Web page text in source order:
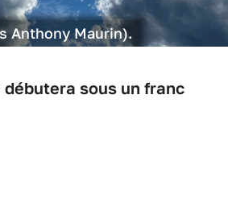
Anthony Maurin).
débutera sous un franc